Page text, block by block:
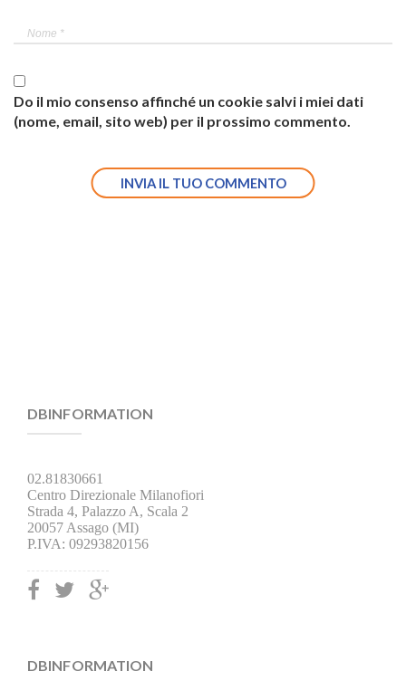
Do il mio consenso affinché un cookie salvi i miei dati
(nome, email, sito web) per il prossimo commento.
DBINFORMATION
02.81830661
Centro Direzionale Milanofiori
Strada 4, Palazzo A, Scala 2
20057 Assago (MI)
P.IVA: 09293820156
DBINFORMATION